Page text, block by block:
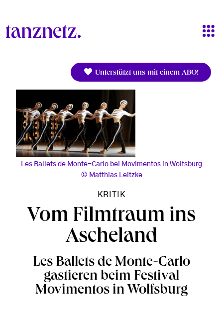
Unterstützt uns mit einem ABO!
Les Ballets de Monte-Carlo bei Movimentos in Wolfsburg
Matthias Leitzke
KRITIK
Vom Filmtraum ins
Ascheland
Les Ballets de Monte-Carlo
gastieren beim Festival
Movimentos in Wolfsburg